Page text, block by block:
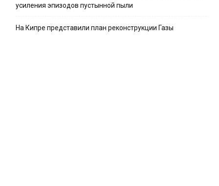
усиления эпизодов пустынной пыли
На Кипре представили план реконструкции Газы